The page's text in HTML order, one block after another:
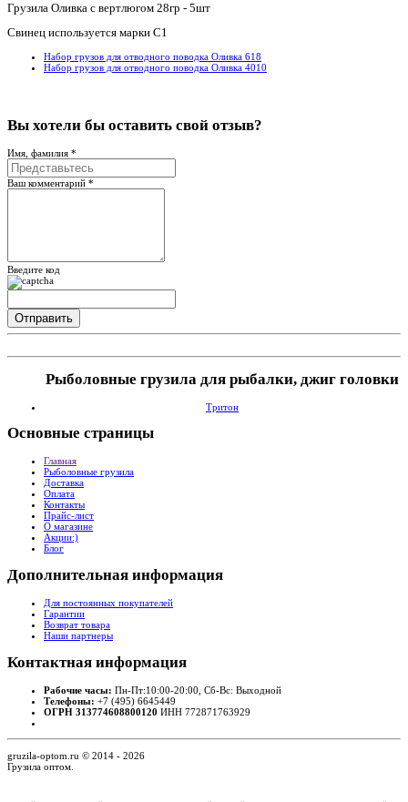
Грузила Оливка с вертлюгом 28гр - 5шт
Свинец используется марки С1
Набор грузов для отводного поводка Оливка 618
Набор грузов для отводного поводка Оливка 4010
Вы хотели бы оставить свой отзыв?
Имя, фамилия *
Ваш комментарий *
Введите код
Рыболовные грузила для рыбалки, джиг головки
Тритон
Основные страницы
Главная
Рыболовные грузила
Доставка
Оплата
Контакты
Прайс-лист
О магазине
Акции:)
Блог
Дополнительная информация
Для постоянных покупателей
Гарантии
Возврат товара
Наши партнеры
Контактная информация
Рабочие часы: Пн-Пт:10:00-20:00, Сб-Вс: Выходной
Телефоны: +7 (495) 6645449
ОГРН 313774608800120 ИНН 772871763929
gruzila-optom.ru © 2014 - 2026
Грузила оптом.